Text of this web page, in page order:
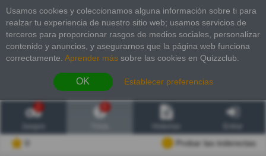
Usamos cookies y coleccionamos alguna información sobre ti para
realzar tu experiencia de nuestro sitio web; usamos servicios de
terceros para proporcionar rasgos de medios sociales, personalizar
contenido y anuncios, y asegurarnos que la página web funciona
correctamente. Aprender más sobre las cookies en Quizzclub.
OK Establecer preferencias
2
Probar las inderectas